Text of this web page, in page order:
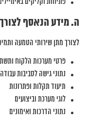
פתיחות וקליקים
ה. מידע הנאסף
לצורך מתן שירותי הטמעה
פרטי מערכות הלקוח
נתוני גישה לסביבות עבודה
תיעוד תקלות ופתרונות
לוגי מערכת וביצועים
נתוני הדרכות ואימונים